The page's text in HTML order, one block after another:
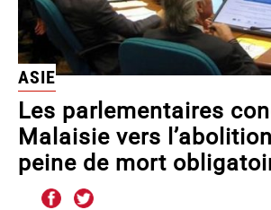
Les parlementaires
Malaisie vers
peine de mort
ASIE